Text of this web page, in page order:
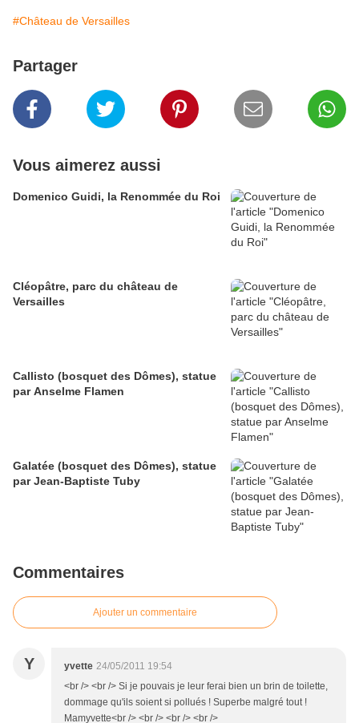
#Château de Versailles
Partager
Vous aimerez aussi
Domenico Guidi, la Renommée du Roi
Cléopâtre, parc du château de
Versailles
Callisto (bosquet des Dômes), statue
par Anselme Flamen
Galatée (bosquet des Dômes), statue
par Jean-Baptiste Tuby
Commentaires
Ajouter un commentaire
Y yvette 24/05/2011 19:54
<br /> <br /> Si je pouvais je leur ferai bien un brin de toilette,
dommage qu'ils soient si pollués ! Superbe malgré tout !
Mamyvette<br /> <br /> <br /> <br />